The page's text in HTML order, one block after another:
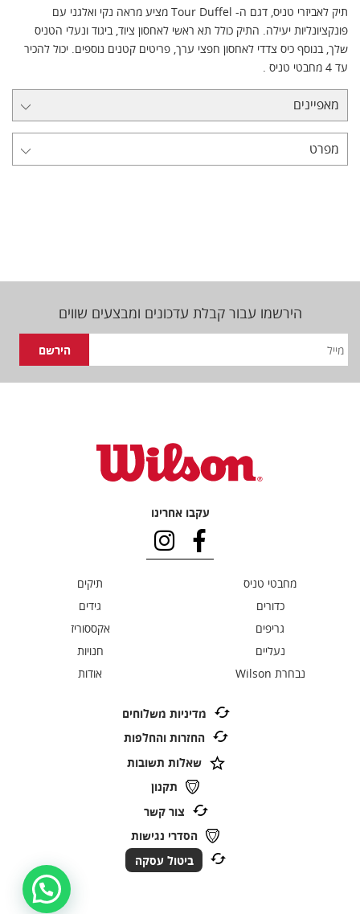
תיק לאביזרי טניס, דגם ה- Tour Duffel מציע מראה נקי ואלגני עם
פונקציונליות יעילה. התיק כולל תא ראשי לאחסון ציוד, ביגוד ונעלי הטניס
שלך, בנוסף כיס צדדי לאחסון חפצי ערך, פריטים קטנים נוספים. יכול להכיר
עד 4 מחבטי טניס .
מאפיינים
מפרט
הירשמו עבור קבלת עדכונים ומבצעים שווים
עקבו אחרינו
מחבטי טניס
תיקים
כדורים
גידים
גריפים
אקססוריז
נעליים
חנויות
נבחרת Wilson
אודות
מדיניות משלוחים
החזרות והחלפות
שאלות תשובות
תקנון
צור קשר
הסדרי נגישות
ביטול עסקה